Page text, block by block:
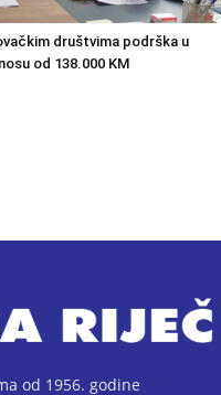
društvima podrška u
od 138.000 KM
od 1956. godine